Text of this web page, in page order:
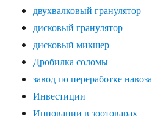
двухвалковый гранулятор
дисковый гранулятор
дисковый микшер
Дробилка соломы
завод по переработке навоза
Инвестиции
Инновации в зоотоварах